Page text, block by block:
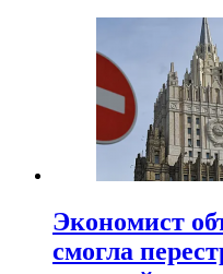
Экономист
смогла